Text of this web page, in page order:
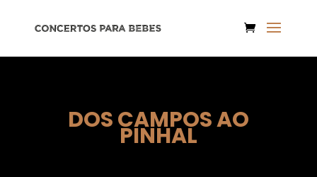
DOS CAMPOS AO
PINHAL